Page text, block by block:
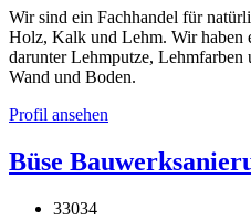
Wir sind ein Fachhandel für
Holz, Kalk und Lehm. Wir haben
darunter Lehmputze,
Wand und Boden.
Profil ansehen
Büse
33034